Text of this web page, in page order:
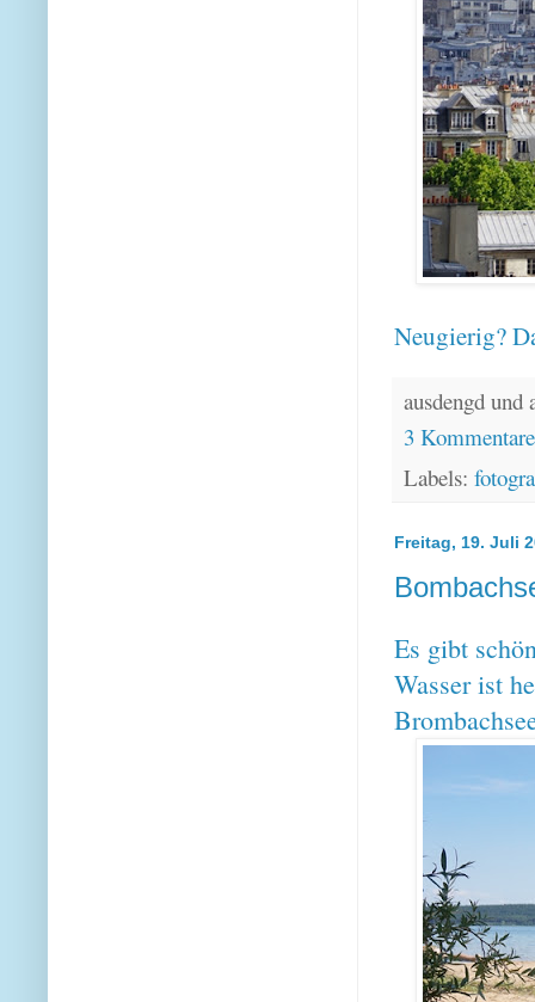
Neugierig?
ausdengd
3
Labels:
Freitag, 19. Juli
Es gibt
Wasser ist